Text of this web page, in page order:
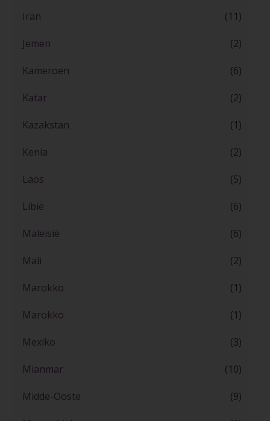
Iran (11)
Jemen (2)
Kameroen (6)
Katar (2)
Kazakstan (1)
Kenia (2)
Laos (5)
Libië (6)
Maleisië (6)
Mali (2)
Marokko (1)
Marokko (1)
Mexiko (3)
Mianmar (10)
Midde-Ooste (9)